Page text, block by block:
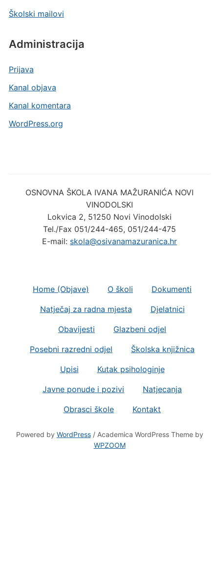
Školski mailovi
Administracija
Prijava
Kanal objava
Kanal komentara
WordPress.org
OSNOVNA ŠKOLA IVANA MAŽURANIĆA NOVI
VINODOLSKI
Lokvica 2, 51250 Novi Vinodolski
Tel./Fax 051/244-465, 051/244-475
E-mail: skola@osivanamazuranica.hr
Home (Objave) O školi Dokumenti
Natječaj za radna mjesta Djelatnici
Obavijesti Glazbeni odjel
Posebni razredni odjel Školska knjižnica
Upisi Kutak psihologinje
Javne ponude i pozivi Natjecanja
Obrasci škole Kontakt
Powered by WordPress/ Academica WordPress Theme by
WPZOOM